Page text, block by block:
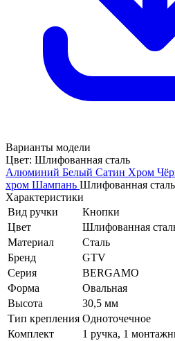
Варианты модели
Цвет: Шлифованная сталь
Алюминий Белый Сатин Хром
хром Шампань Шлифованная сталь
Характеристики
Вид ручки
Кнопки
Цвет
Шлифованная
Материал
Сталь
Бренд
GTV
Серия
BERGAMO
Форма
Овальная
Высота
30,5 мм
Тип крепления Одноточечное
Комплект
1 ручка, 1